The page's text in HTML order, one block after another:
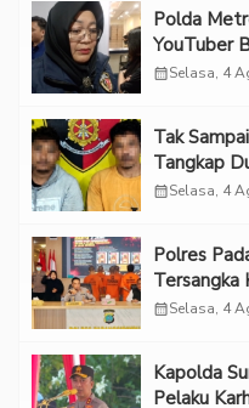
Polda
YouTuber
Eksploitasi
calendar_monthSelasa, 4
Tak
Tangkap
calendar_monthSelasa, 4
Polres
Tersangka
calendar_monthSelasa, 4
Kapolda
Pelaku